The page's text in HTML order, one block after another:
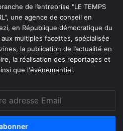
de l’entreprise "LE TEMPS
une agence de conseil en
en République démocratique du
multiples facettes, spécialisée
la publication de l’actualité en
la réalisation des reportages et
que l'événementiel.